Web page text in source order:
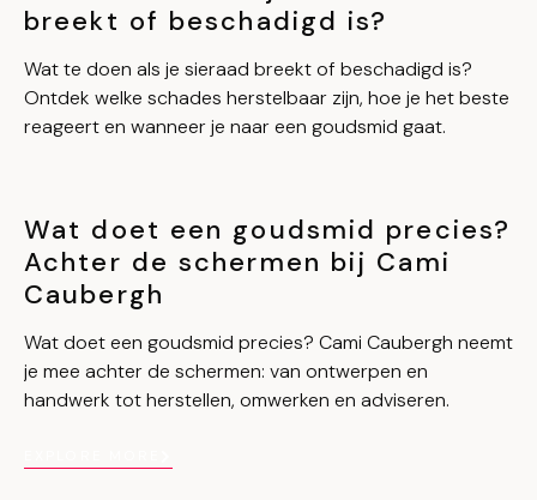
breekt of beschadigd is?
Wat te doen als je sieraad breekt of beschadigd is?
Ontdek welke schades herstelbaar zijn, hoe je het beste
reageert en wanneer je naar een goudsmid gaat.
Wat doet een goudsmid precies?
Achter de schermen bij Cami
Caubergh
Wat doet een goudsmid precies? Cami Caubergh neemt
je mee achter de schermen: van ontwerpen en
handwerk tot herstellen, omwerken en adviseren.